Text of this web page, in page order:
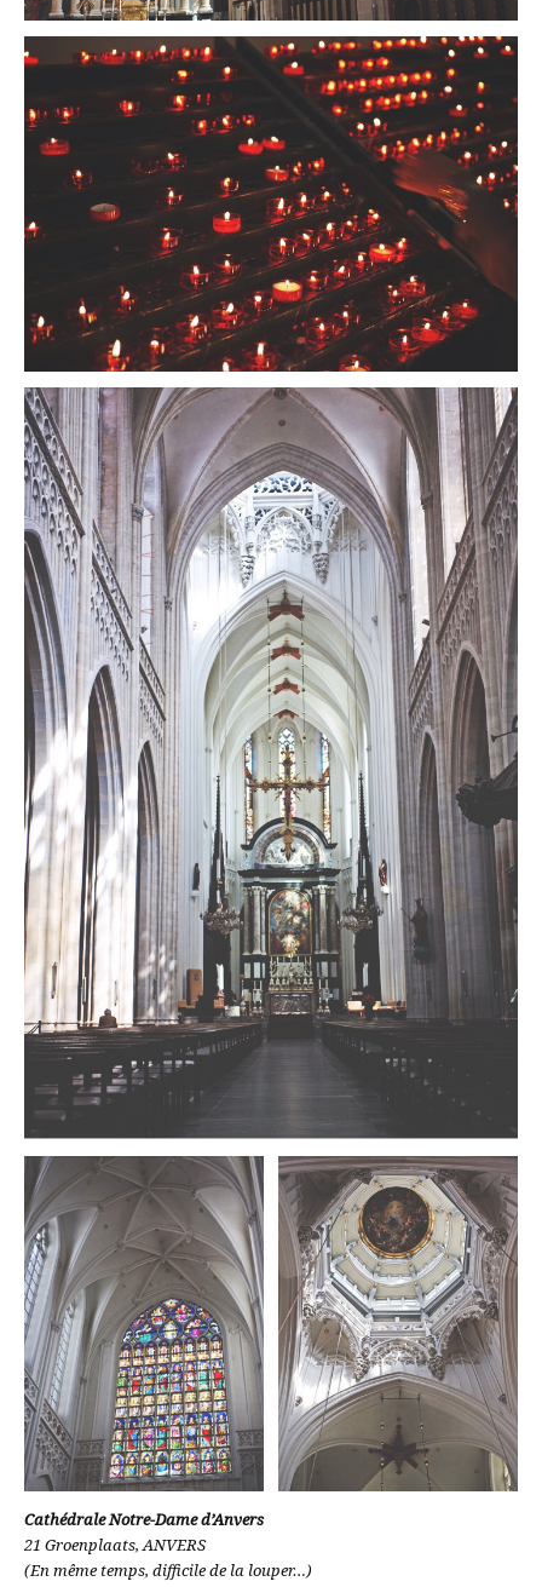
Cathédrale Notre-Dame d’Anvers
21 Groenplaats, ANVERS
(En même temps, difficile de la louper…)